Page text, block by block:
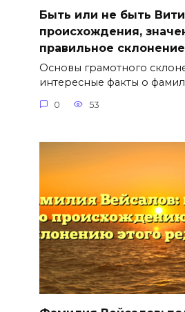
Быть или не быть
происхождения,
правильное
Основы грамотного
интересные факты о
0 53